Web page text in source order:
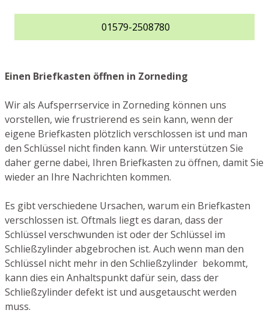
01579-2508780
Einen Briefkasten öffnen in Zorneding
Wir als Aufsperrservice in Zorneding können uns
vorstellen, wie frustrierend es sein kann, wenn der
eigene Briefkasten plötzlich verschlossen ist und man
den Schlüssel nicht finden kann. Wir unterstützen Sie
daher gerne dabei, Ihren Briefkasten zu öffnen, damit Sie
wieder an Ihre Nachrichten kommen.
Es gibt verschiedene Ursachen, warum ein Briefkasten
verschlossen ist. Oftmals liegt es daran, dass der
Schlüssel verschwunden ist oder der Schlüssel im
Schließzylinder abgebrochen ist. Auch wenn man den
Schlüssel nicht mehr in den Schließzylinder bekommt,
kann dies ein Anhaltspunkt dafür sein, dass der
Schließzylinder defekt ist und ausgetauscht werden
muss.